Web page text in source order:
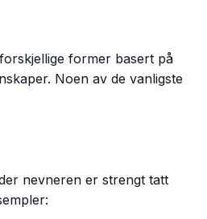
former basert på
Noen av de vanligste
nevneren er strengt tatt